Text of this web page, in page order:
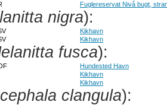
Fuglereservat Nivå bugt,
nigra):
Kikhavn
Kikhavn
fusca):
Hundested Havn
Kikhavn
Kikhavn
clangula):